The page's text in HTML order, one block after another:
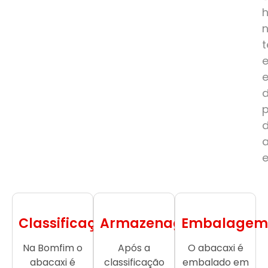
e
Classificação
Na Bomfim o
abacaxi é
Armazenagem
Após a
classificação
Embalagem
O abacaxi é
embalado em